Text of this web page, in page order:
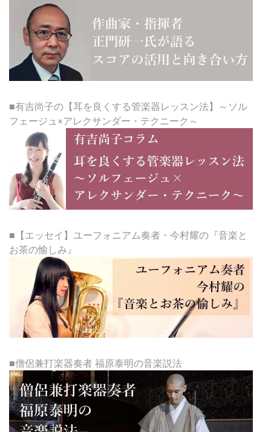
■有吉尚子の【耳を良くする管楽器レッスン法】～ソル
フェージュ×アレクサンダー・テクニーク～
■【エッセイ】ユーフォニアム奏者・今村耀の『音楽と
お茶の愉しみ』
■僧侶兼打楽器奏者 福原泰明の音楽説法